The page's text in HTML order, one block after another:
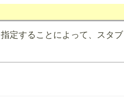
定することによって、スタ